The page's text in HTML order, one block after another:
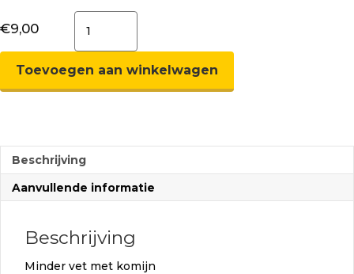
€9,00
Stompetoren
Light
Komijn
aantal
Toevoegen aan winkelwagen
Beschrijving
Aanvullende informatie
Beschrijving
Minder vet met komijn